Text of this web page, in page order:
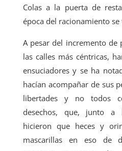
Colas a la puerta de
época del racionamiento se
A pesar del incremento de
las calles más céntricas,
ensuciadores y se ha
hacían acompañar de sus
libertades y no todos
desechos, que, junto a
hicieron que heces y
mascarillas en eso de